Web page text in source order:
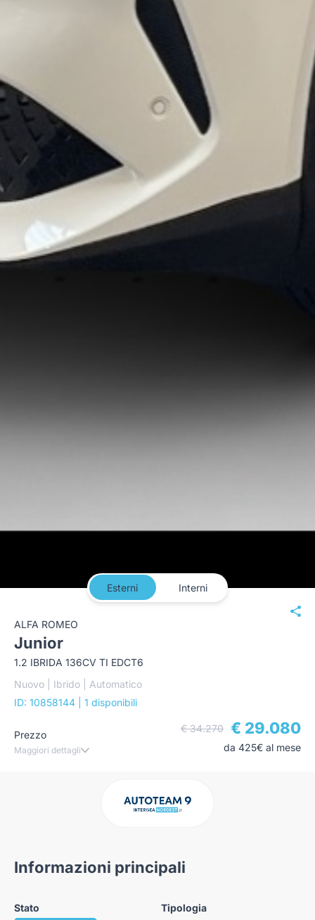
Esterni Interni
ALFA ROMEO
Junior
1.2 IBRIDA 136CV TI EDCT6
Nuovo | Ibrido | Automatico
ID: 10858144
| 1 disponibili
Prezzo
Maggiori dettagli
€ 34.270 € 29.080
da 425€ al mese
Informazioni principali
Stato
Tipologia